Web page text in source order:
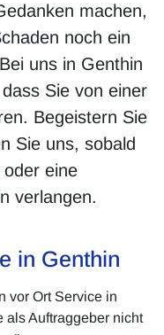
machen,
noch ein
uns in Genthin
Sie von einer
Begeistern Sie
Sie uns, sobald
eine
verlangen.
in Genthin
vor Ort Service in
als Auftraggeber nicht